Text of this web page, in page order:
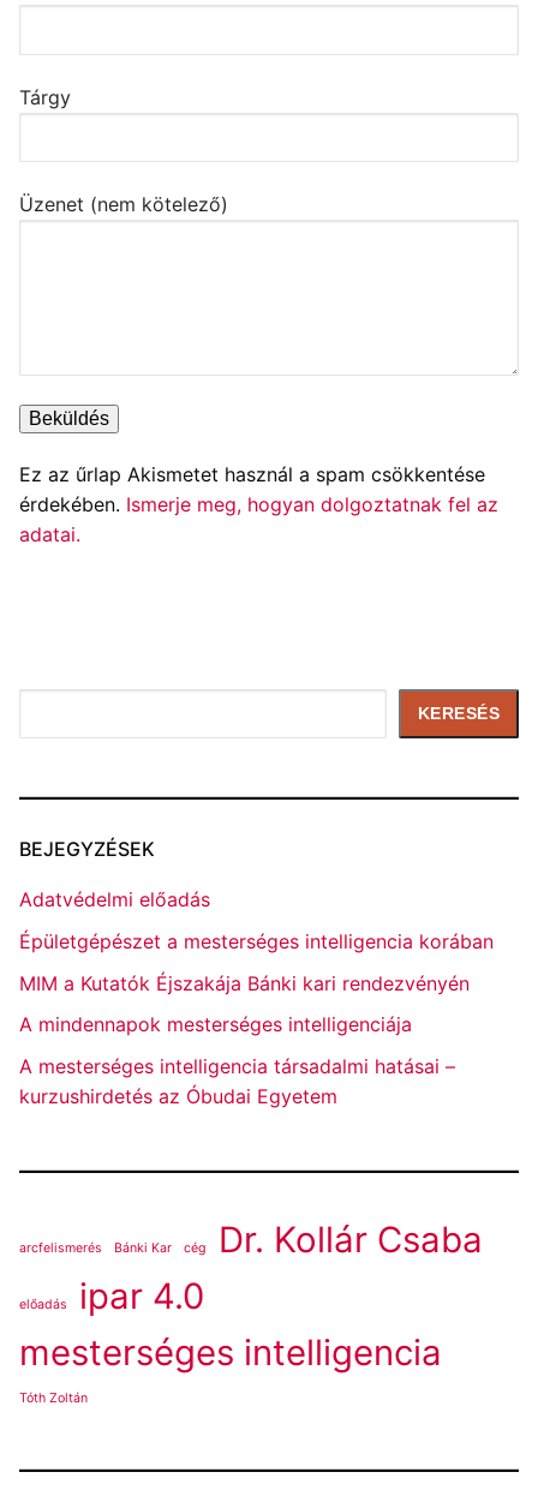
Tárgy
Üzenet (nem kötelező)
Ez az űrlap Akismetet használ a spam csökkentése
érdekében. Ismerje meg, hogyan dolgoztatnak fel az
adatai.
KERESÉS
BEJEGYZÉSEK
Adatvédelmi előadás
Épületgépészet a mesterséges intelligencia korában
MIM a Kutatók Éjszakája Bánki kari rendezvényén
A mindennapok mesterséges intelligenciája
A mesterséges intelligencia társadalmi hatásai –
kurzushirdetés az Óbudai Egyetem
arcfelismerés Bánki Kar cég Dr. Kollár Csaba
előadás
ipar 4.0
mesterséges intelligencia
Tóth Zoltán